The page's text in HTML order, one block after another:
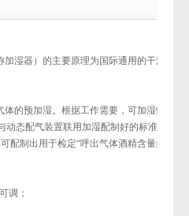
加湿器）的主要原理为国际通用的干湿混合
体的预加湿。根据工作需要，可加湿惰性
动态配气装置联用加湿配制好的标准气体
配制出用于检定“呼出气体酒精含量探测器
调；